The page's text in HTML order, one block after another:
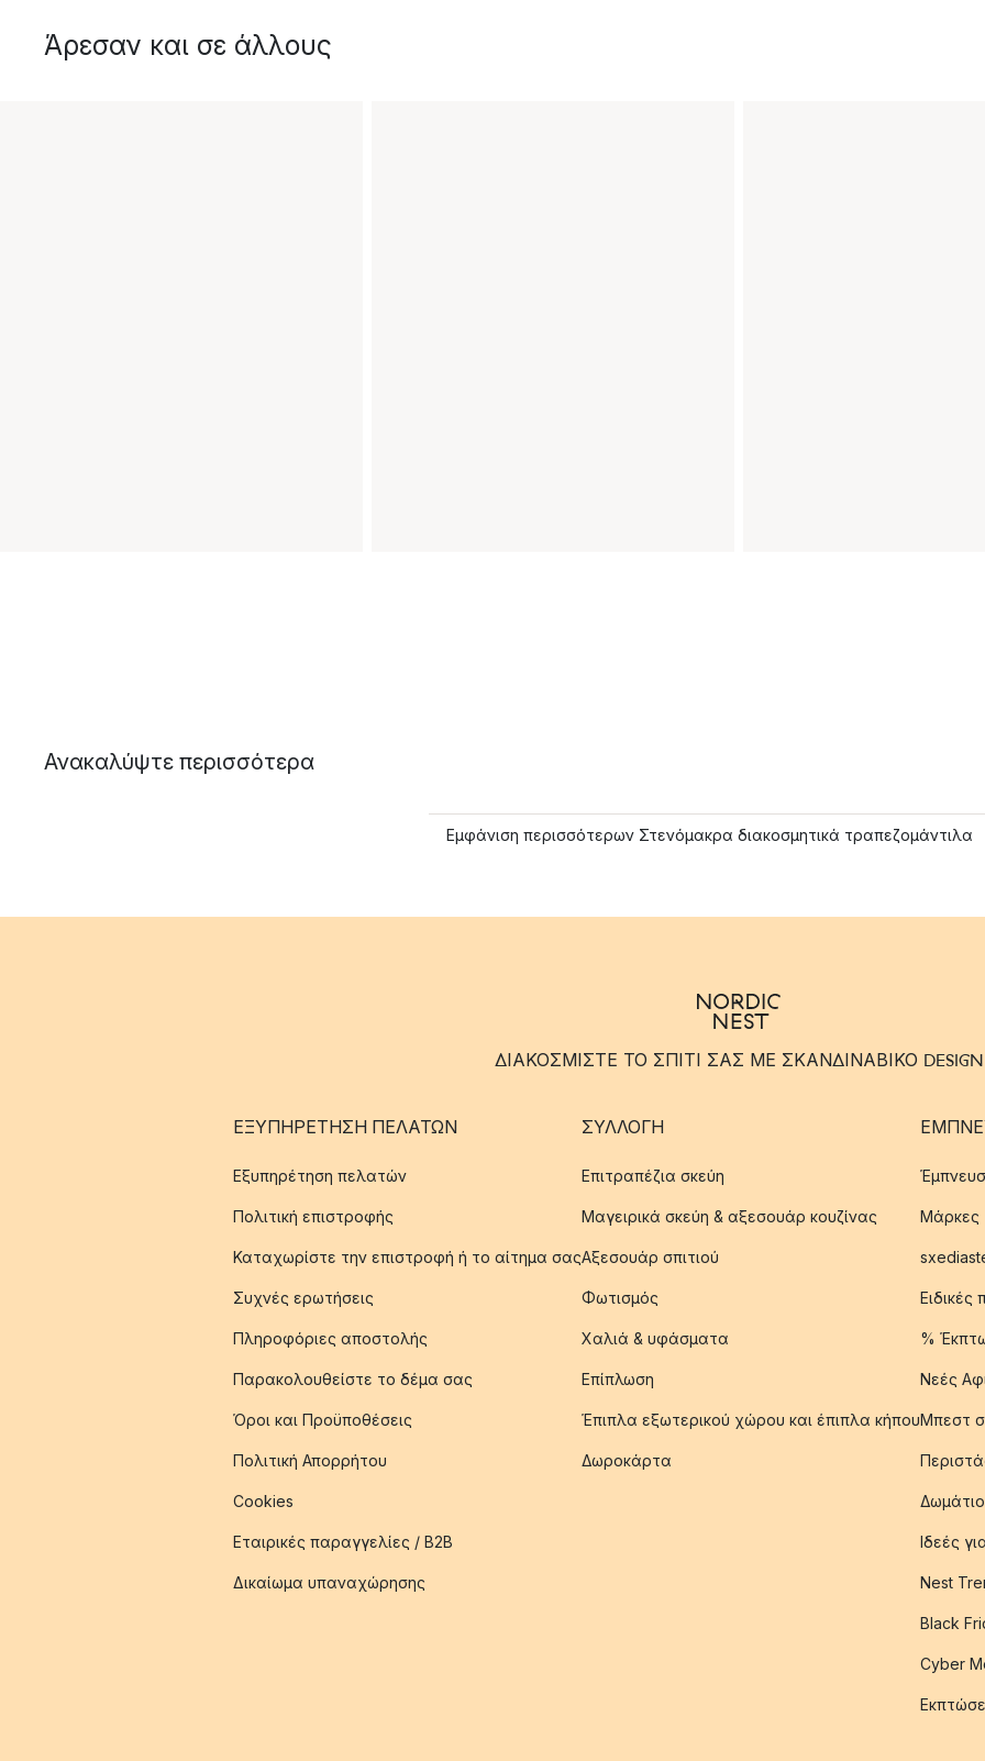
Άρεσαν και σε άλλους
Ανακαλύψτε περισσότερα
Εμφάνιση περισσότερων Στενόμακρα διακοσμητικά τραπεζομάντιλα
ΔΙΑΚΟΣΜΙΣΤΕ ΤΟ ΣΠΙΤΙ ΣΑΣ ΜΕ ΣΚΑΝΔΙΝΑΒΙΚΟ DESIGN
ΕΞΥΠΗΡΈΤΗΣΗ ΠΕΛΑΤΏΝ
Εξυπηρέτηση πελατών
Πολιτική επιστροφής
Καταχωρίστε την επιστροφή ή το αίτημα σας
Συχνές ερωτήσεις
Πληροφόριες αποστολής
Παρακολουθείστε το δέμα σας
Όροι και Προϋποθέσεις
Πολιτική Απορρήτου
Cookies
Εταιρικές παραγγελίες / B2B
Δικαίωμα υπαναχώρησης
ΣΥΛΛΟΓΉ
Επιτραπέζια σκεύη
Μαγειρικά σκεύη & αξεσουάρ κουζίνας
Αξεσουάρ σπιτιού
Φωτισμός
Χαλιά & υφάσματα
Επίπλωση
Έπιπλα εξωτερικού χώρου και έπιπλα κήπου
Δωροκάρτα
Μάρκες
%
Νεές
Μπεστ
Δωμάτιο
Ιδεές
Nest
Black
Cyber